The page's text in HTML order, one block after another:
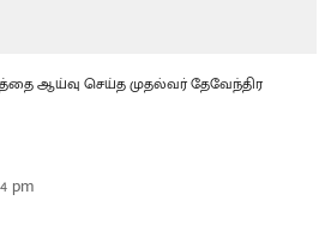
ஆய்வு செய்த முதல்வர் தேவேந்திர
pm